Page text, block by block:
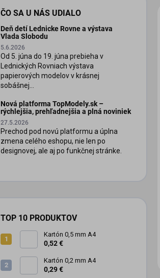
ČO SA U NÁS UDIALO
Deň detí Lednicke Rovne a výstava
Vlada Slobodu
5.6.2026
Od 5. júna do 19. júna prebieha v
Lednických Rovniach výstava
papierových modelov v krásnej
sobášnej...
Nová platforma TopModely.sk –
rýchlejšia, prehľadnejšia a plná noviniek
27.5.2026
Prechod pod novú platformu a úplna
zmena celého eshopu, nie len po
designovej, ale aj po funkčnej stránke.
TOP 10 PRODUKTOV
Kartón 0,5 mm A4
0,52 €
Kartón 0,2 mm A4
0,29 €